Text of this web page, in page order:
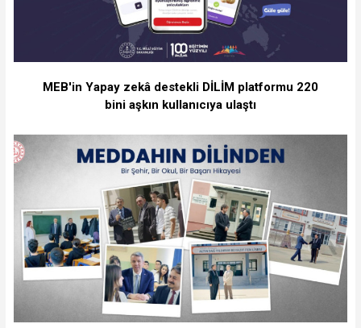
MEB'in Yapay zekâ destekli DİLİM platformu 220
bini aşkın kullanıcıya ulaştı